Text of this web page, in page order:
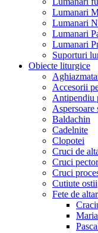
Lumanari
Lumanari
Lumanari
Lumanari
Suporturi
Obiecte liturgice
Accesorii
Antipendiu
Aspersoare
Baldachin
Cadelnite
Clopotei
Cruci de
Cruci
Cruci
Cutiute ostii
Fete de altar